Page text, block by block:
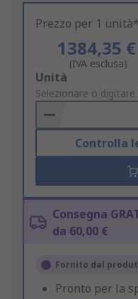
Prezzo per 1 unità*
1384,35 €
(IVA esclusa)
Add
to
Basket
Unità
Selezionare o
Controlla
Consegna
da 60,00 €
Fornito dal
Pronto per la